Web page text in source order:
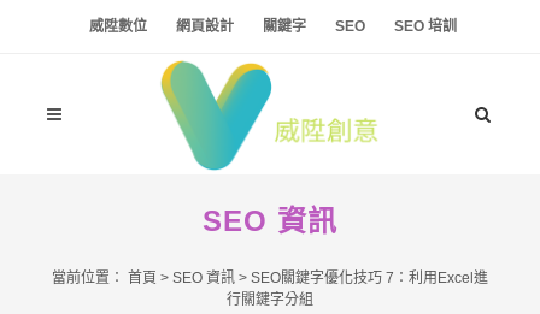
威陞數位 網頁設計 關鍵字 SEO SEO 培訓
SEO 資訊
當前位置： 首頁 > SEO 資訊 > SEO關鍵字優化技巧 7：利用Excel進
行關鍵字分組